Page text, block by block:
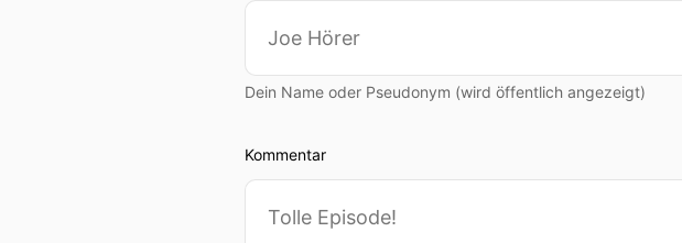
Dein Name oder Pseudonym (wird öffentlich angezeigt)
Kommentar